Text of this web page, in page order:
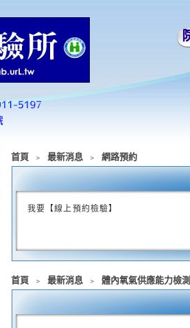
首頁 ﹥ 最新消息 ﹥ 網路預約
我要【線上預約檢驗】
首頁 ﹥ 最新消息 ﹥ 體內氧氣供應能力檢測